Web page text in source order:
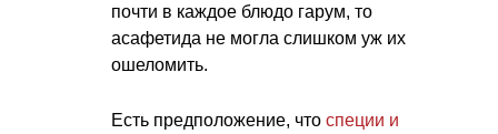
почти в каждое блюдо гарум, то
асафетида не могла слишком уж их
ошеломить.
Есть предположение, что специи и